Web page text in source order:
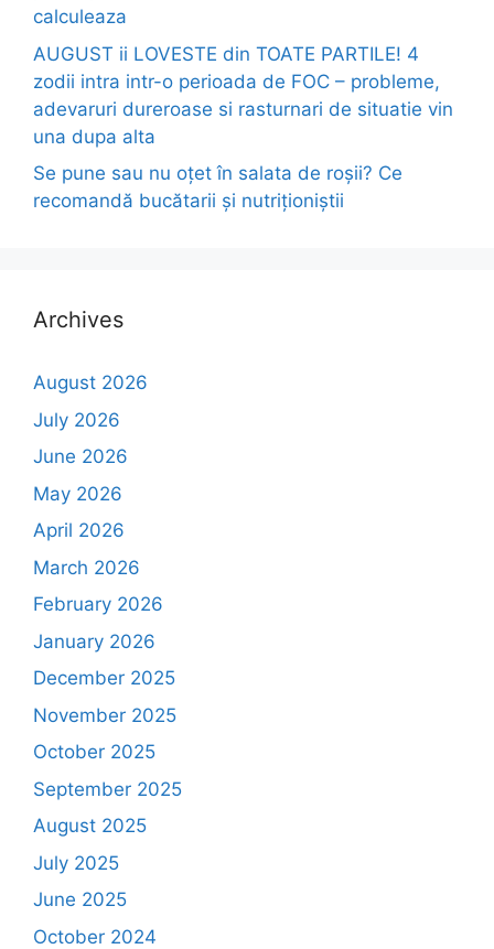
calculeaza
AUGUST ii LOVESTE din TOATE PARTILE! 4
zodii intra intr-o perioada de FOC – probleme,
adevaruri dureroase si rasturnari de situatie vin
una dupa alta
Se pune sau nu oțet în salata de roșii? Ce
recomandă bucătarii și nutriționiștii
Archives
August 2026
July 2026
June 2026
May 2026
April 2026
March 2026
February 2026
January 2026
December 2025
November 2025
October 2025
September 2025
August 2025
July 2025
June 2025
October 2024